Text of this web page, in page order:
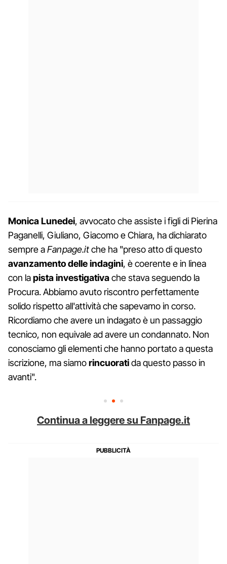
MonicaLunedei, avvocato che assiste i figli di Pierina
Paganelli, Giuliano, Giacomo e Chiara, ha dichiarato
sempre aFanpage.itche ha "preso atto di questo
avanzamentodelleindagini, è coerente e in linea
con lapista investigativache stava seguendo la
Procura. Abbiamo avuto riscontro perfettamente
solido rispetto all'attività che sapevamo in corso.
Ricordiamo che avere un indagato è un passaggio
tecnico, non equivale ad avere un condannato. Non
conosciamo gli elementi che hanno portato a questa
iscrizione, ma siamorincuoratida questo passo in
avanti".
Continua a leggere su Fanpage.it